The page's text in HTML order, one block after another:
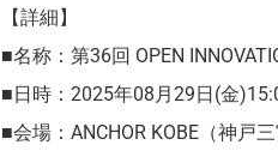
【詳細】
■名称：第36回 OPEN
■日時：2025年08月29日(金
■会場：ANCHOR KOBE（神戸